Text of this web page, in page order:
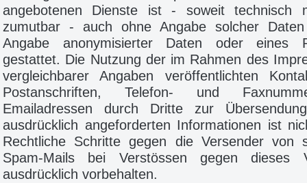
angebotenen Dienste ist - soweit technisch
zumutbar - auch ohne Angabe solcher
Angabe anonymisierter Daten oder eines
gestattet. Die Nutzung der im Rahmen des
vergleichbarer Angaben veröffentlichten
Postanschriften, Telefon- und
Emailadressen durch Dritte zur
ausdrücklich angeforderten Informationen ist
Rechtliche Schritte gegen die Versender von
Spam-Mails bei Verstössen gegen dieses
ausdrücklich vorbehalten.